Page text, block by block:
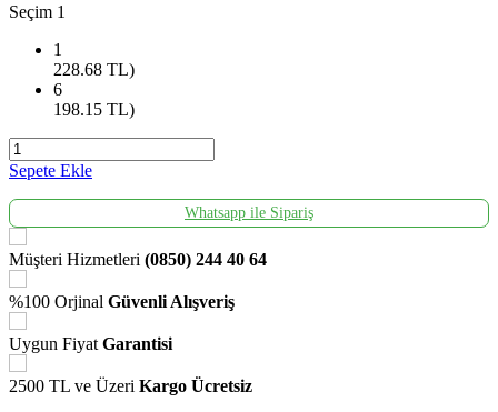
Seçim 1
1
228.68 TL)
6
198.15 TL)
Sepete Ekle
Whatsapp ile Sipariş
Müşteri Hizmetleri (0850) 244 40 64
%100 Orjinal Güvenli Alışveriş
Uygun Fiyat Garantisi
2500 TL ve Üzeri Kargo Ücretsiz